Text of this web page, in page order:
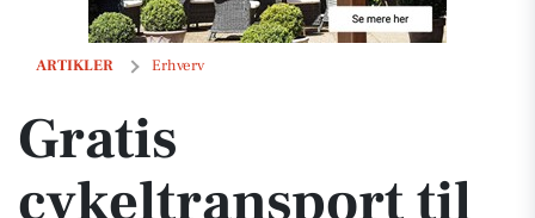
ARTIKLER Erhverv
Gratis cykeltransport til reparation hos Fri BikeShop Frederikshavn
Gratis
cykeltransport til